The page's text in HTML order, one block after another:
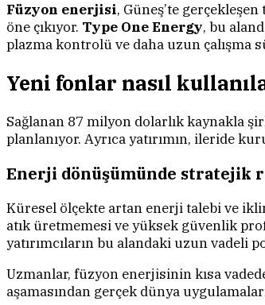
Füzyon enerjisi, Güneş’te
öne çıkıyor. Type One Energy, bu
plazma kontrolü ve daha uzun
Yeni fonlar nasıl
Sağlanan 87 milyon dolarlık kaynakla
planlanıyor. Ayrıca yatırımın, ileride
Enerji dönüşümünde stratejik
Küresel ölçekte artan enerji talebi ve
atık üretmemesi ve yüksek güvenlik
yatırımcıların bu alandaki uzun vadeli
Uzmanlar, füzyon enerjisinin kısa
aşamasından gerçek dünya